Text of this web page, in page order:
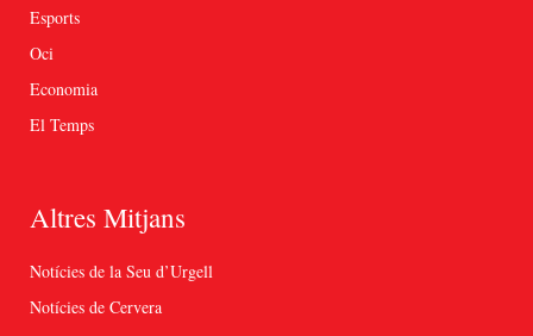
Esports
Oci
Economia
El Temps
Altres Mitjans
Notícies de la Seu d’Urgell
Notícies de Cervera